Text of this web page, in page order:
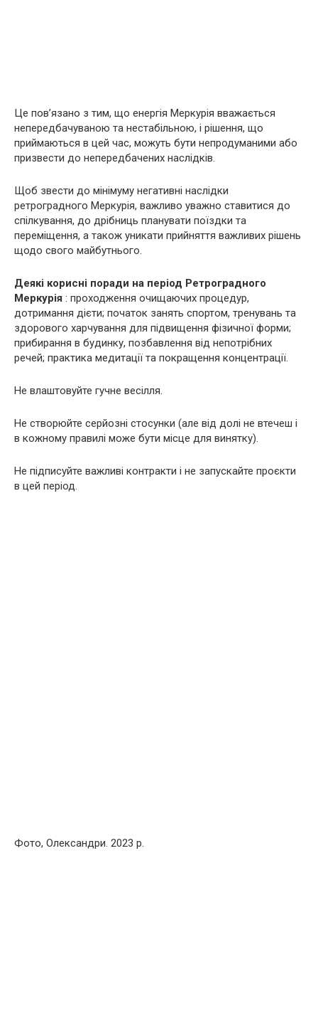
Це пов’язано з тим, що енергія Меркурія вважається
непередбачуваною та нестабільною, і рішення, що
приймаються в цей час, можуть бути непродуманими або
призвести до непередбачених наслідків.
Щоб звести до мінімуму негативні наслідки
ретроградного Меркурія, важливо уважно ставитися до
спілкування, до дрібниць планувати поїздки та
переміщення, а також уникати прийняття важливих рішень
щодо свого майбутнього.
Деякі корисні поради на період Ретроградного
Меркурія : проходження очищаючих процедур,
дотримання дієти; початок занять спортом, тренувань та
здорового харчування для підвищення фізичної форми;
прибирання в будинку, позбавлення від непотрібних
речей; практика медитації та покращення концентрації.
Не влаштовуйте гучне весілля.
Не створюйте серйозні стосунки (але від долі не втечеш і
в кожному правилі може бути місце для винятку).
Не підписуйте важливі контракти і не запускайте проєкти
в цей період.
Фото, Олександри. 2023 р.